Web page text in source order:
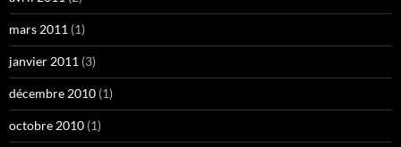
mars 2011 (1)
janvier 2011 (3)
décembre 2010 (1)
octobre 2010 (1)